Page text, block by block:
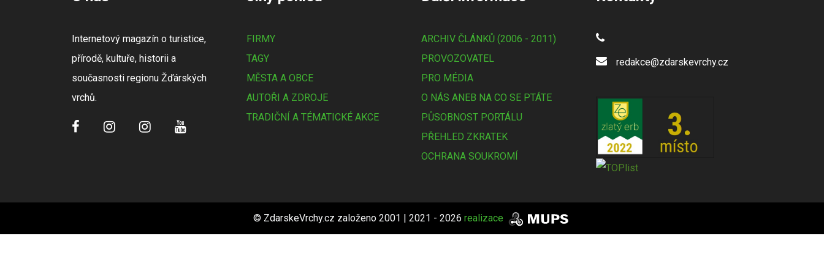
Internetový magazín o turistice,
přírodě, kultuře, historii a
současnosti regionu Žďárských
vrchů.
FIRMY
TAGY
MĚSTA A OBCE
AUTOŘI A ZDROJE
TRADIČNÍ A TÉMATICKÉ AKCE
ARCHIV ČLÁNKŮ (2006 - 2011)
PROVOZOVATEL
PRO MÉDIA
O NÁS ANEB NA CO SE PTÁTE
PŮSOBNOST PORTÁLU
PŘEHLED ZKRATEK
OCHRANA SOUKROMÍ
redakce@zdarskevrchy.cz
© ZdarskeVrchy.cz založeno 2001 | 2021 - 2026 realizace